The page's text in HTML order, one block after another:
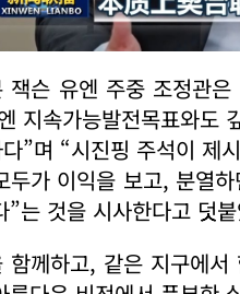
잭슨 유엔 주중 조정관
지속가능발전목표와도
”며 “시진핑 주석이 제
두가 이익을 보고, 분열
”는 것을 시사한다고 덧
함께하고, 같은 지구에